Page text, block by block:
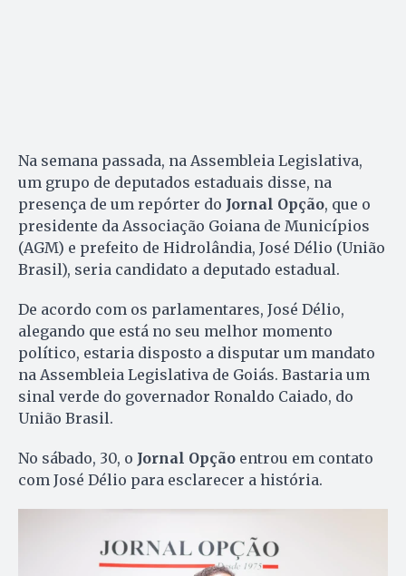
Na semana passada, na Assembleia Legislativa,
um grupo de deputados estaduais disse, na
presença de um repórter do Jornal Opção, que o
presidente da Associação Goiana de Municípios
(AGM) e prefeito de Hidrolândia, José Délio (União
Brasil), seria candidato a deputado estadual.
De acordo com os parlamentares, José Délio,
alegando que está no seu melhor momento
político, estaria disposto a disputar um mandato
na Assembleia Legislativa de Goiás. Bastaria um
sinal verde do governador Ronaldo Caiado, do
União Brasil.
No sábado, 30, o Jornal Opção entrou em contato
com José Délio para esclarecer a história.